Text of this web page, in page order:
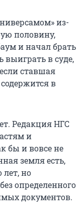
из-
половину,
и начал брать
выиграть в суде,
ставшая
в
Редакция НГС
и
бы и вовсе не
земля есть,
но
определенного
документов.